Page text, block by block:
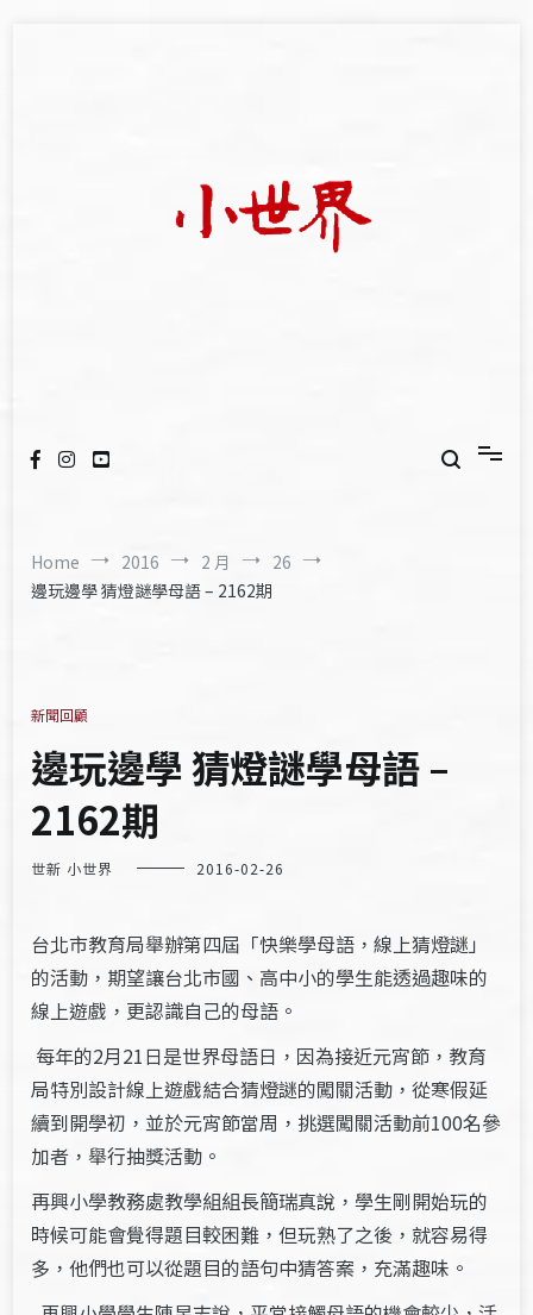
Home 2016 2 月
26
邊玩邊學 猜燈謎學母語 – 2162期
新聞回顧
邊玩邊學 猜燈謎學母語 –
2162期
世新 小世界 2016-02-26
台北市教育局舉辦第四屆「快樂學母語，線上猜燈謎」
的活動，期望讓台北市國、高中小的學生能透過趣味的
線上遊戲，更認識自己的母語。
每年的2月21日是世界母語日，因為接近元宵節，教育
局特別設計線上遊戲結合猜燈謎的闖關活動，從寒假延
續到開學初，並於元宵節當周，挑選闖關活動前100名參
加者，舉行抽獎活動。
再興小學教務處教學組組長簡瑞真說，學生剛開始玩的
時候可能會覺得題目較困難，但玩熟了之後，就容易得
多，他們也可以從題目的語句中猜答案，充滿趣味。